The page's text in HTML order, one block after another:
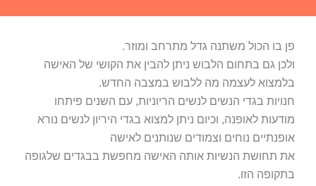
פן בו הכול משתנה גדל מתרחב ומוזר.
ולכן גם בתחום הלבוש ניתן להבין את הקושי של האישה
בלמצוא לעצמה מה ללבוש במצבה החדש.
חנויות בגדי הנשים לנשים הריוניות, עם השנים פיתחו
מודעות לאופנה, וכיום ניתן למצוא בגדי היריון לנשים נורא
אופנתיים נוחים וצמודים שנותנים לאישה
את תחושת הנשיות אותה האישה מחפשת בבגדים שלגופה
בתקופה הזו.